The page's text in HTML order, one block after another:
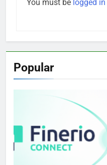
You must be logged in
Popular